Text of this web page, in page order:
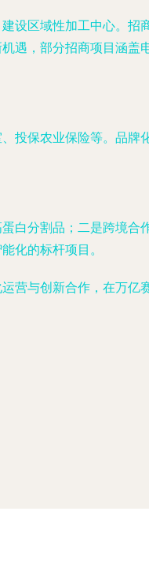
设区域性加工中心。招
遇，部分招商项目涵盖
投保农业保险等。品牌
白分割品；二是跨境合
化的标杆项目。
营与创新合作，在万亿